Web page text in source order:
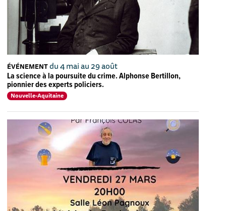
ÉVÉNEMENTdu 4 mai au 29 août
La science à la poursuite du crime. Alphonse Bertillon,
pionnier des experts policiers.
Nouvelle-Aquitaine